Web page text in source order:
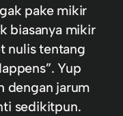
pake mikir
biasanya mikir
nulis tentang
Yup
dengan jarum
sedikitpun.